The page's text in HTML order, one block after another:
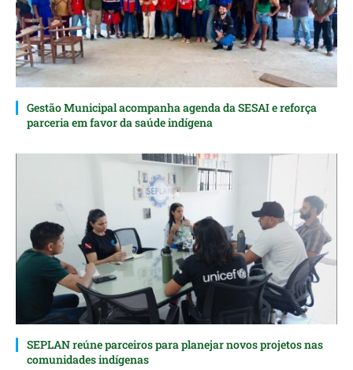
Gestão Municipal acompanha agenda da SESAI e reforça
parceria em favor da saúde indígena
SEPLAN reúne parceiros para planejar novos projetos nas
comunidades indígenas